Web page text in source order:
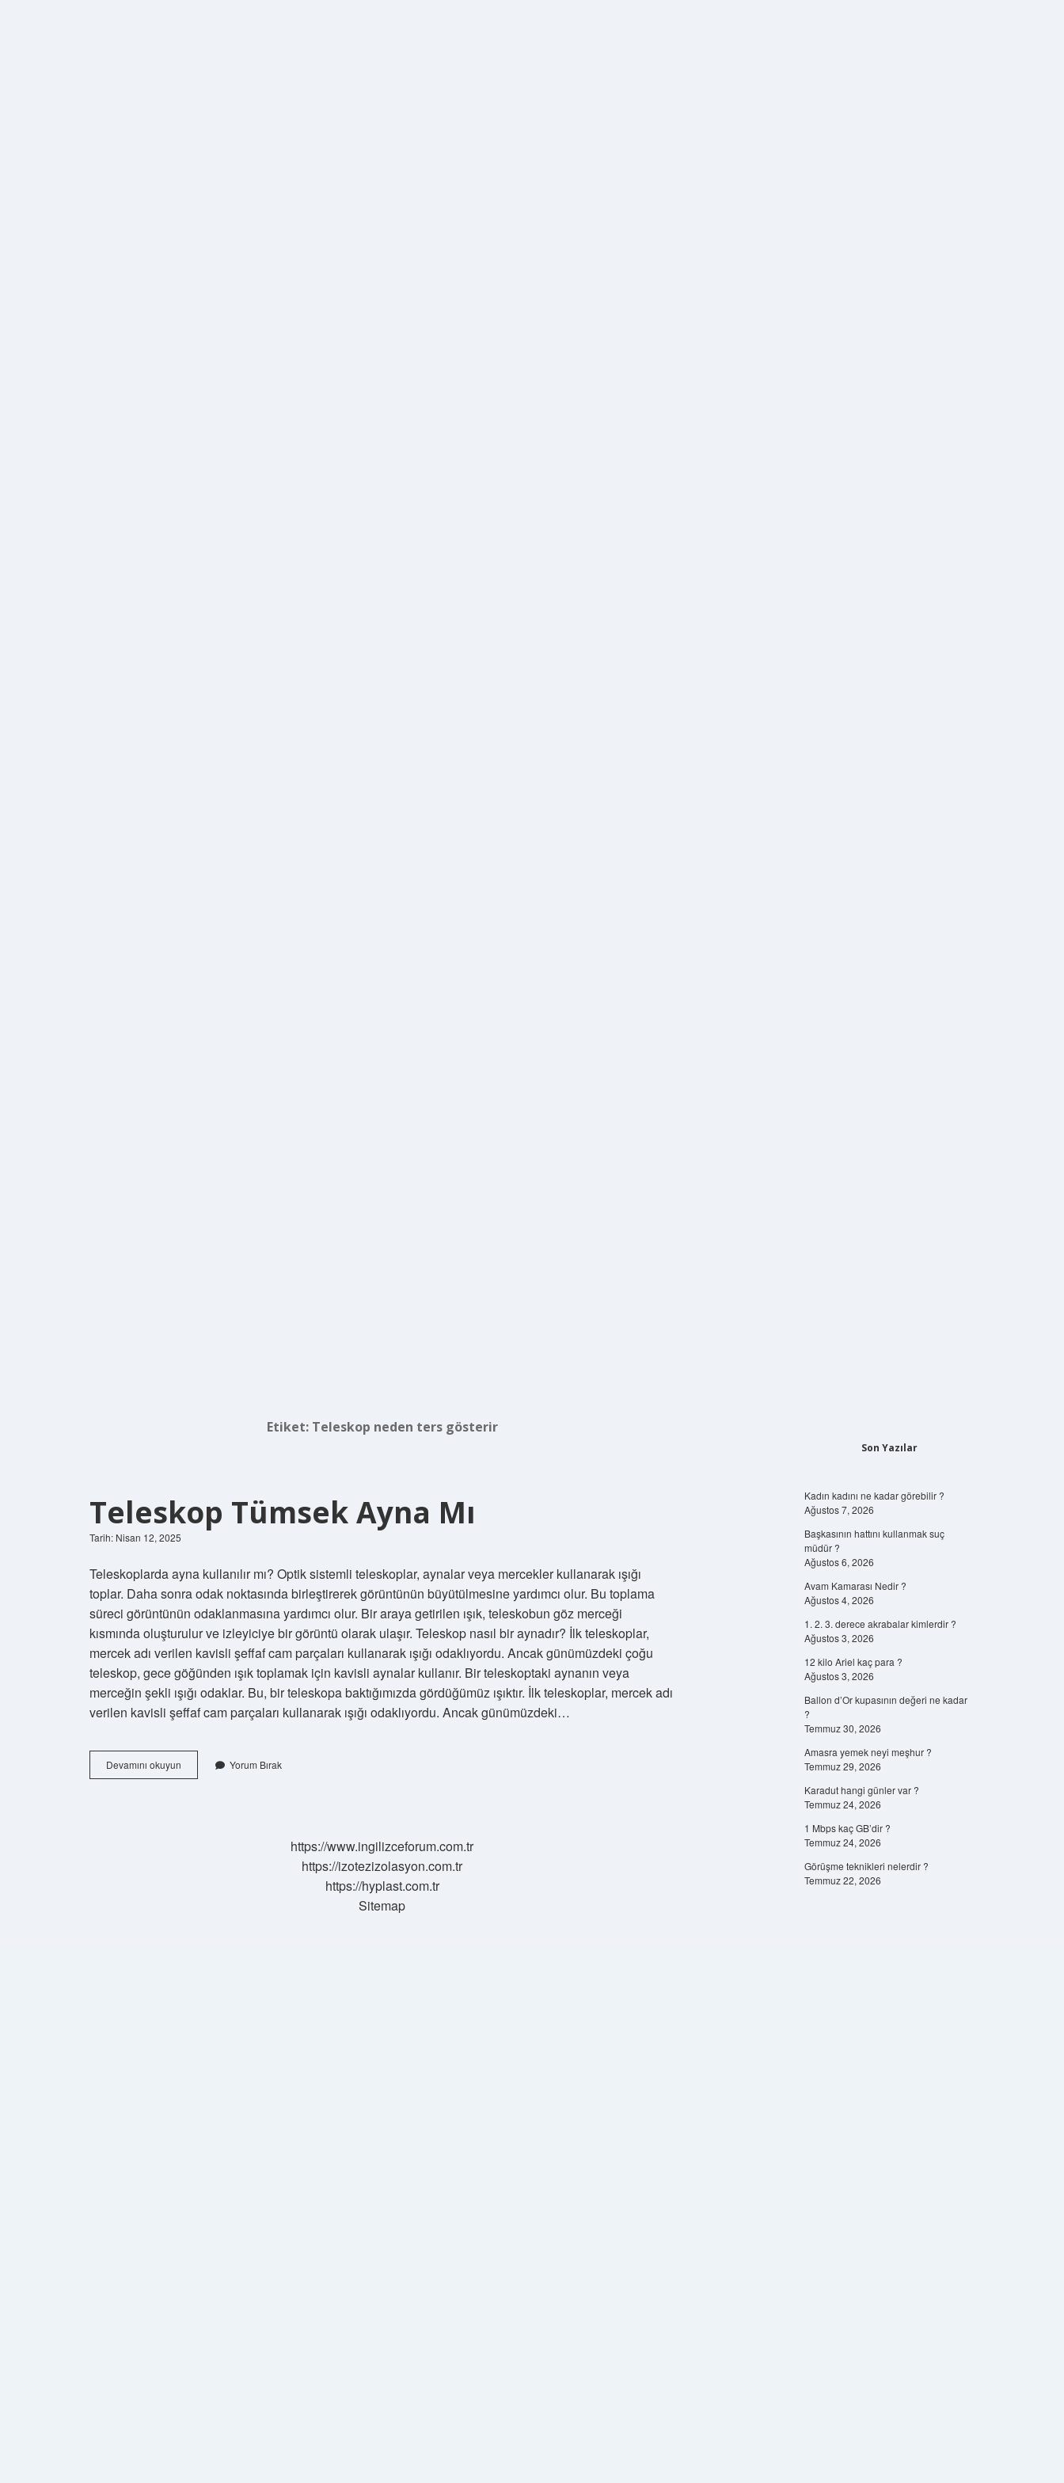
Etiket: Teleskop neden ters gösterir
Teleskop Tümsek Ayna Mı
Tarih: Nisan 12, 2025
Teleskoplarda ayna kullanılır mı? Optik sistemli teleskoplar, aynalar veya mercekler kullanarak ışığı
toplar. Daha sonra odak noktasında birleştirerek görüntünün büyütülmesine yardımcı olur. Bu toplama
süreci görüntünün odaklanmasına yardımcı olur. Bir araya getirilen ışık, teleskobun göz merceği
kısmında oluşturulur ve izleyiciye bir görüntü olarak ulaşır. Teleskop nasıl bir aynadır? İlk teleskoplar,
mercek adı verilen kavisli şeffaf cam parçaları kullanarak ışığı odaklıyordu. Ancak günümüzdeki çoğu
teleskop, gece göğünden ışık toplamak için kavisli aynalar kullanır. Bir teleskoptaki aynanın veya
merceğin şekli ışığı odaklar. Bu, bir teleskopa baktığımızda gördüğümüz ışıktır. İlk teleskoplar, mercek adı
verilen kavisli şeffaf cam parçaları kullanarak ışığı odaklıyordu. Ancak günümüzdeki…
Devamını okuyun Teleskop
Tümsek
Yorum Bırak
https://www.ingilizceforum.com.tr
https://izotezizolasyon.com.tr
https://hyplast.com.tr
Sitemap
Son Yazılar
Kadın kadını ne kadar görebilir ?
Ağustos 7, 2026
Başkasının hattını kullanmak suç
müdür ?
Ağustos 6, 2026
Avam Kamarası Nedir ?
Ağustos 4, 2026
1. 2. 3. derece akrabalar kimlerdir ?
Ağustos 3, 2026
12 kilo Ariel kaç para ?
Ağustos 3, 2026
Ballon d’Or kupasının değeri ne kadar
?
Temmuz 30, 2026
Amasra yemek neyi meşhur ?
Temmuz 29, 2026
Karadut hangi günler var ?
Temmuz 24, 2026
1 Mbps kaç GB’dir ?
Temmuz 24, 2026
Görüşme teknikleri nelerdir ?
Temmuz 22, 2026